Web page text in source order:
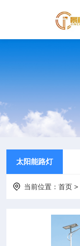
太阳能路灯
当前位置：首页 >